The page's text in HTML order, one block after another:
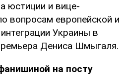
юстиции и вице-
вопросам европейской и
Украины в
Дениса Шмыгаля.
на посту